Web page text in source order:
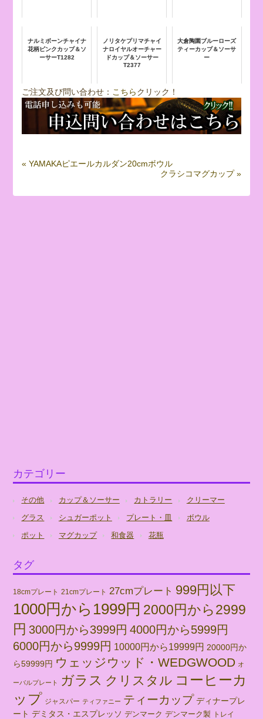
ナルミボーンチャイナ
花柄ピンクカップ＆ソ
ーサーT1282
ノリタケプリマチャイ
ナロイヤルオーチャー
ドカップ＆ソーサー
T2377
大倉陶園ブルーローズ
ティーカップ＆ソーサ
ー
ご注文及び問い合わせ： こちらクリック！
« YAMAKAピエールカルダン20cmボウル
クラシコマグカップ »
カテゴリー
その他 カップ＆ソーサー カトラリー
クリーマー
グラス
シュガーポット プレート・皿
ボウル
ポット
マグカップ 和食器 花瓶
タグ
18cmプレート 21cmプレート 27cmプレート 999円以下
1000円から1999円 2000円から2999
円 3000円から3999円 4000円から5999円
6000円から9999円 10000円から19999円 20000円か
ら59999円 ウェッジウッド・WEDGWOOD オ
ーバルプレート ガラス クリスタル コーヒーカ
ップ ジャスパー ティファニー ティーカップ ディナープレ
ート デミタス・エスプレッソ デンマーク デンマーク製 トレイ